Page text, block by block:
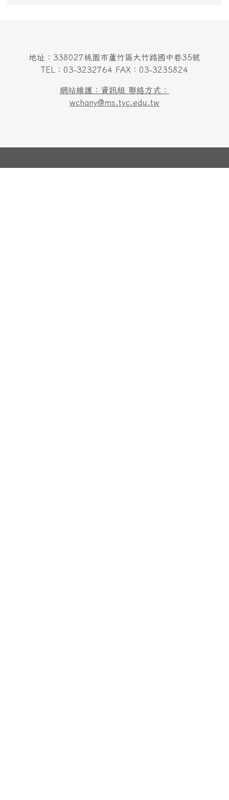
地址：338027桃園市蘆竹區大竹路國中巷35號
TEL：03-3232764 FAX：03-3235824
網站維護：資訊組 聯絡方式：
wchany@ms.tyc.edu.tw